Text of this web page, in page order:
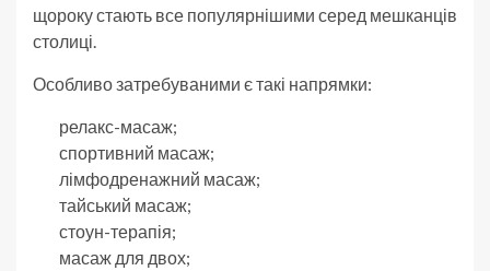
щороку стають все популярнішими серед мешканців
столиці.
Особливо затребуваними є такі напрямки:
релакс-масаж;
спортивний масаж;
лімфодренажний масаж;
тайський масаж;
стоун-терапія;
масаж для двох;